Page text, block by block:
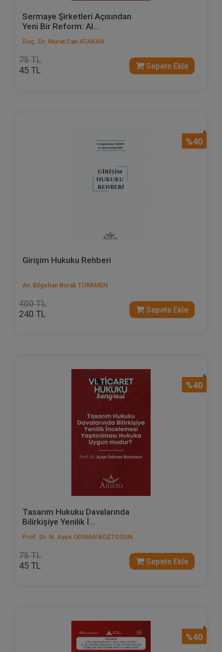
Sermaye Şirketleri Açısından
Yeni Bir Reform: Al...
Doç. Dr. Murat Can ATAKAN
75 TL
45 TL Sepete Ekle
%40
Girişim Hukuku Rehberi
Av. Bilgehan Burak TÜRKMEN
400 TL
240 TL Sepete Ekle
%40
Tasarım Hukuku Davalarında
Bilirkişiye Yenilik İ...
Prof. Dr. N. Ayşe ODMAN BOZTOSUN
75 TL
45 TL Sepete Ekle
%40